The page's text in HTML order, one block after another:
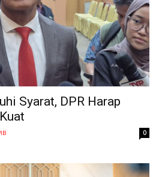
Syarat, DPR Harap
0